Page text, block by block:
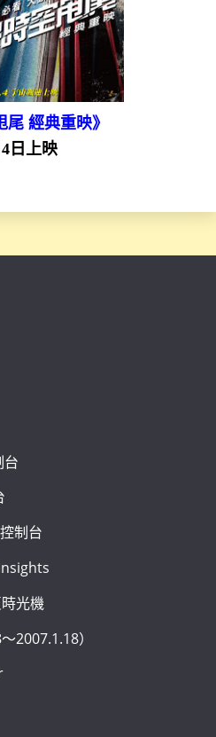
尾 經典重映》
日上映
制台
光機
2007.1.18）